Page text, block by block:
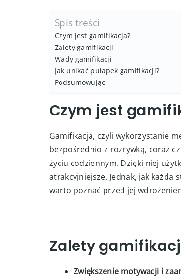
Spis treści
Czym jest gamifikacja?
Zalety gamifikacji
Wady gamifikacji
Jak unikać pułapek gamifikacji?
Podsumowując
Czym jest
Gamifikacja, czyli wykorzystanie
bezpośrednio z rozrywką, coraz
życiu codziennym. Dzięki niej
atrakcyjniejsze. Jednak, jak każda
warto poznać przed jej